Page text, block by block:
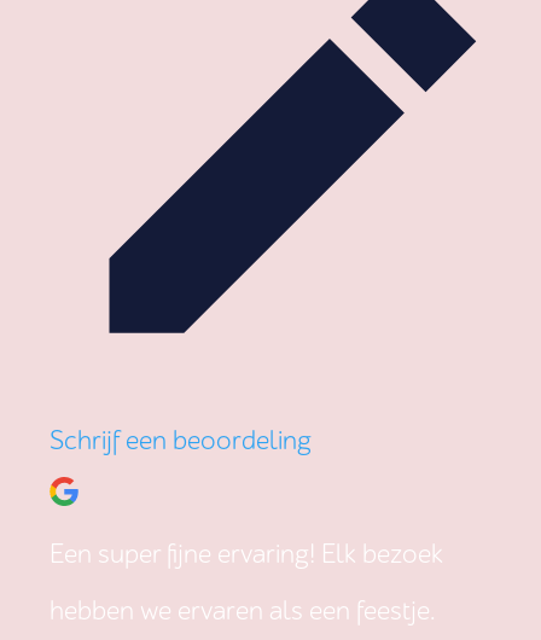
Schrijf een beoordeling
Een super fijne ervaring! Elk bezoek
hebben we ervaren als een feestje.